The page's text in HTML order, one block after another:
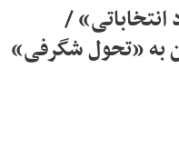
/
به «تحول شگرفی»